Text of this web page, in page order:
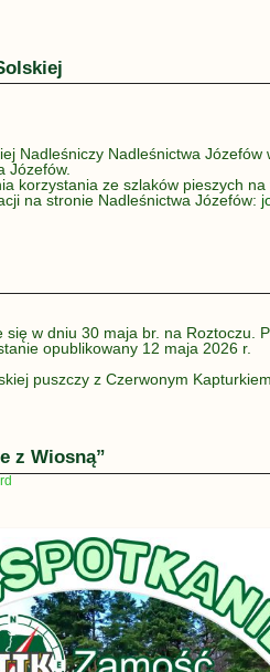
Nadleśniczy Nadleśnictwa Józefów
Józefów.
korzystania ze szlaków pieszych na
na stronie Nadleśnictwa Józefów:
się w dniu 30 maja br. na Roztoczu.
opublikowany 12 maja 2026 r.
puszczy z Czerwonym
z Wiosną”